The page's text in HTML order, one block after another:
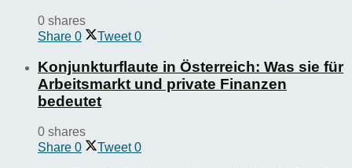
0 shares
Share 0 Tweet 0
Konjunkturflaute in Österreich: Was sie für
Arbeitsmarkt und private Finanzen
bedeutet
0 shares
Share 0 Tweet 0